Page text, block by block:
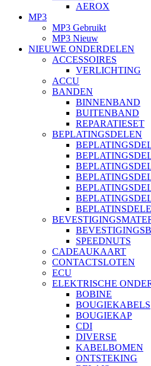
AEROX
MP3
MP3 Gebruikt
MP3 Nieuw
NIEUWE ONDERDELEN
ACCESSOIRES
VERLICHTING
ACCU
BANDEN
BINNENBAND
BUITENBAND
REPARATIESET
BEPLATINGSDELEN
SPEEDNUTS
CADEAUKAART
CONTACTSLOTEN
ECU
ELEKTRISCHE
BOBINE
BOUGIEKABELS
BOUGIEKAP
CDI
DIVERSE
KABELBOMEN
ONTSTEKING